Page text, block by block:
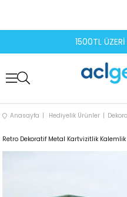
1500TL
Anasayfa Hediyelik Ürünler
Retro Dekoratif Metal Kartvizitlik